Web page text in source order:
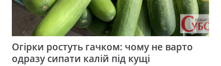
Огірки ростуть гачком: чому не варто
одразу сипати калій під кущі